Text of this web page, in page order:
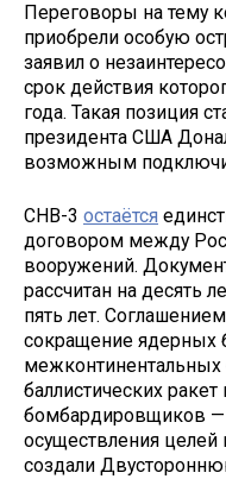
Переговоры на тему
приобрели особую
заявил о
срок действия
года. Такая позиция
президента США
возможным
СНВ-3 остаётся
договором между
вооружений.
рассчитан на десять
пять лет.
сокращение ядерных
межконтинентальных
баллистических
бомбардировщиков
осуществления
создали